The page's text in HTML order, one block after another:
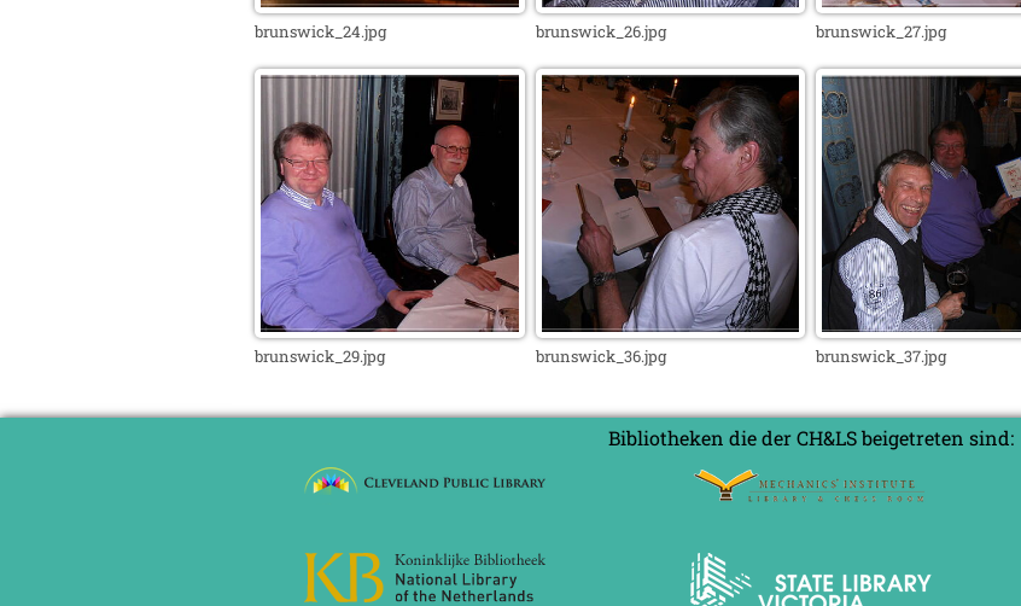
brunswick_24.jpg brunswick_26.jpg brunswick_27.jpg
brunswick_29.jpg brunswick_36.jpg brunswick_37.jpg
Bibliotheken die der CH&LS beigetreten sind: